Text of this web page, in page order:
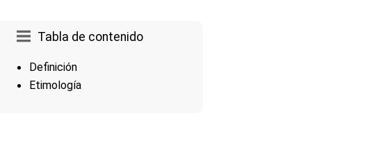
Tabla de contenido
Definición
Etimología